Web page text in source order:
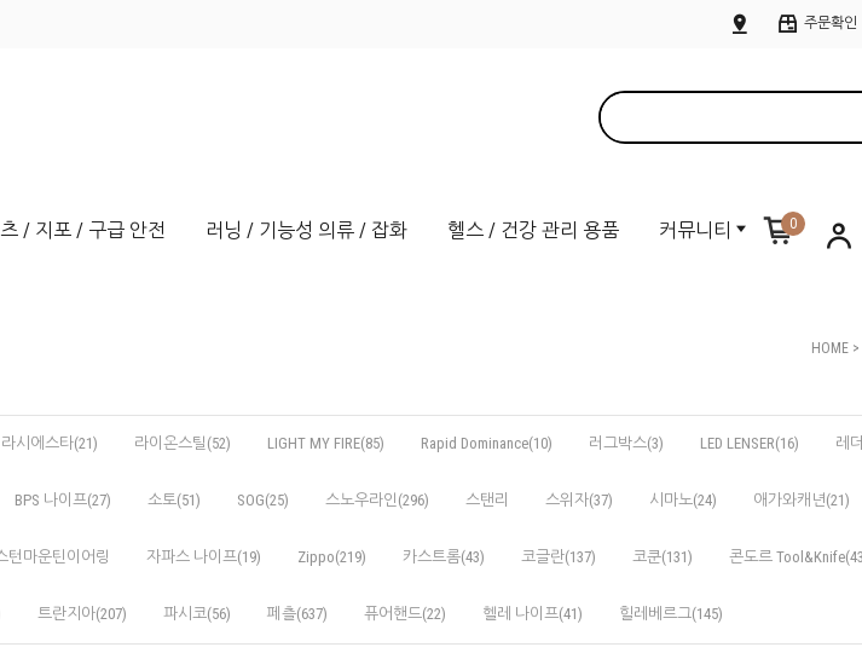
주문확인
/ 지포 / 구급 안전 러닝 / 기능성 의류 / 잡화 헬스 / 건강 관리 용품 커뮤니티 0
HOME >
라시에스타(21) 라이온스틸(52) LIGHT MY FIRE(85) Rapid Dominance(10) 러그박스(3) LED LENSER(16) 레
BPS 나이프(27) 소토(51) SOG(25) 스노우라인(296) 스탠리 스위자(37) 시마노(24) 애가와캐년(21)
턴마운틴이어링 자파스 나이프(19) Zippo(219) 카스트롬(43) 코글란(137) 코쿤(131) 콘도르
트란지아(207) 파시코(56) 페츨(637) 퓨어핸드(22) 헬레 나이프(41) 힐레베르그(145)